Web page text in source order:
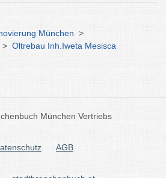
München >
> Oltrebau Inh.Iweta Mesisca
München Vertriebs
AGB